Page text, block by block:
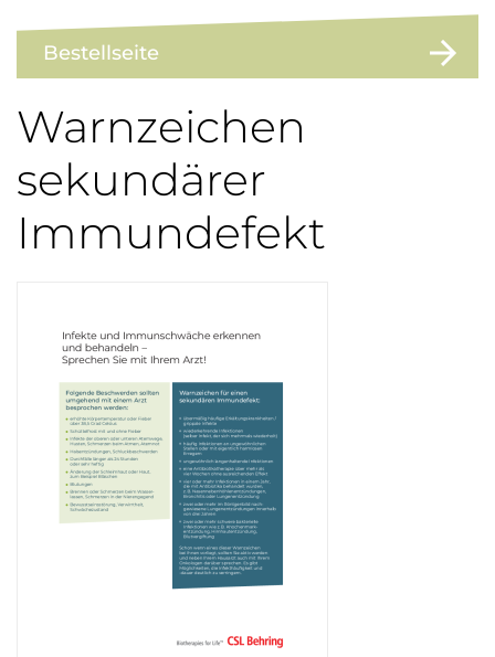
Bestellseite
Warnzeichen
sekundärer
Immundefekt